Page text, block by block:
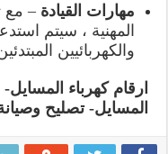
مهارات القيادة – مع
المهنية ، سيتم
والكهربائيين
ارقام كهرباء
المسايل- تصليح